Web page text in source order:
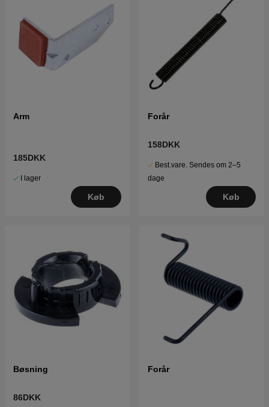
Arm
185DKK
I lager
Køb
Forår
158DKK
Best.vare. Sendes om 2–5
dage
Køb
Bøsning
86DKK
Forår